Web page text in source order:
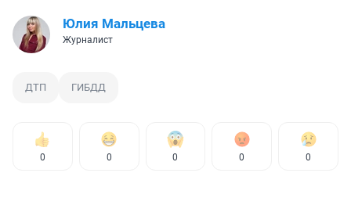
Юлия Мальцева
Журналист
ДТП ГИБДД
0 0 0 0 0